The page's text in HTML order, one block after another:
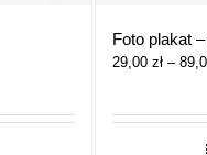
Foto plakat
29,00 zł –